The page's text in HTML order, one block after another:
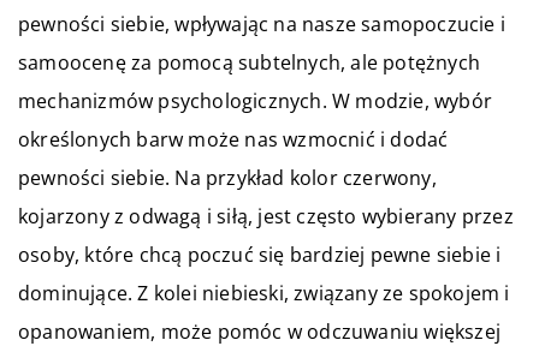
pewności siebie, wpływając na nasze samopoczucie i
samoocenę za pomocą subtelnych, ale potężnych
mechanizmów psychologicznych. W modzie, wybór
określonych barw może nas wzmocnić i dodać
pewności siebie. Na przykład kolor czerwony,
kojarzony z odwagą i siłą, jest często wybierany przez
osoby, które chcą poczuć się bardziej pewne siebie i
dominujące. Z kolei niebieski, związany ze spokojem i
opanowaniem, może pomóc w odczuwaniu większej